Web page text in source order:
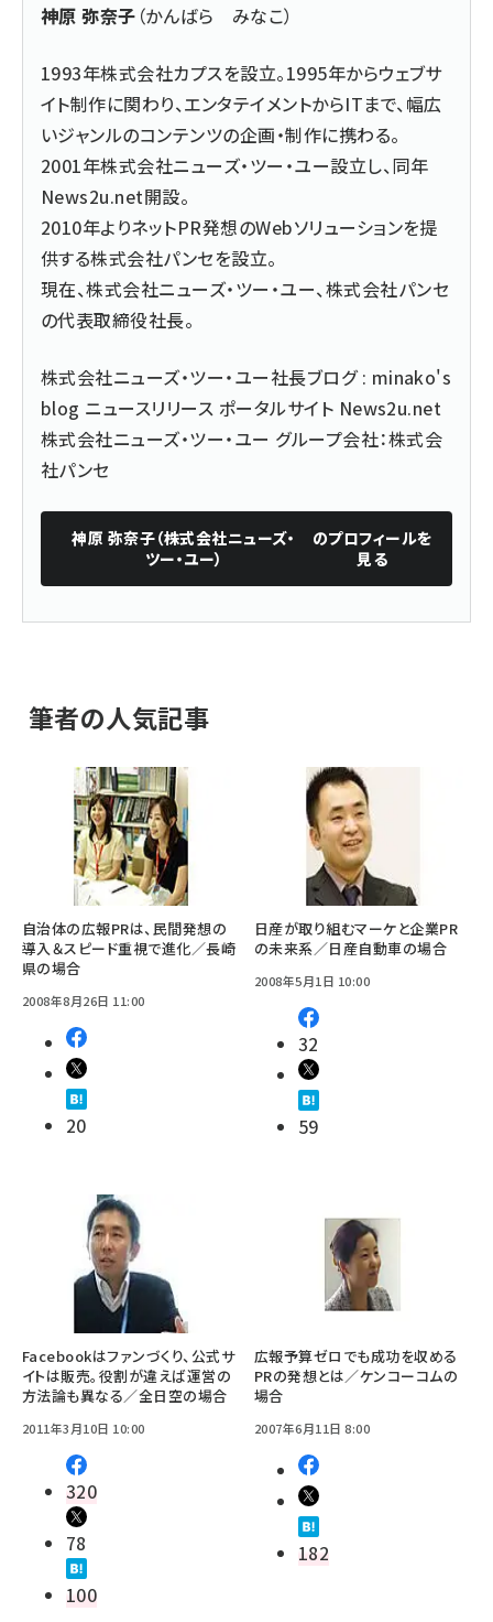
神原 弥奈子 （かんばら みなこ）
1993年株式会社カプスを設立。1995年からウェブサ
イト制作に関わり、エンタテイメントからITまで、幅広
いジャンルのコンテンツの企画・制作に携わる。
2001年株式会社ニューズ・ツー・ユー設立し、同年
News2u.net開設。
2010年よりネットPR発想のWebソリューションを提
供する株式会社パンセを設立。
現在、株式会社ニューズ・ツー・ユー、株式会社パンセ
の代表取締役社長。
株式会社ニューズ・ツー・ユー社長ブログ : minako's
blog ニュースリリース ポータルサイト News2u.net
株式会社ニューズ・ツー・ユー グループ会社：株式会
社パンセ
神原 弥奈子（株式会社ニューズ・
ツー・ユー）
のプロフィールを
見る
筆者の人気記事
自治体の広報PRは、民間発想の
導入＆スピード重視で進化／長崎
県の場合
2008年8月26日 11:00
20
日産が取り組むマーケと企業PR
の未来系／日産自動車の場合
2008年5月1日 10:00
32
59
Facebookはファンづくり、公式サ
イトは販売。役割が違えば運営の
方法論も異なる／全日空の場合
2011年3月10日 10:00
320
78
100
広報予算ゼロでも成功を収める
PRの発想とは／ケンコーコムの
場合
2007年6月11日 8:00
182